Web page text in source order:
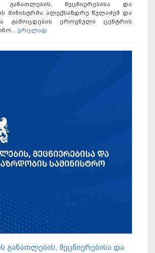
განათლების, მეცნიერებისა და
მინისტრმა ალექსანდრე წულაძემ და
გამოცდების ეროვნული ცენტრის
ვრცლად
განათლების, მეცნიერებისა და